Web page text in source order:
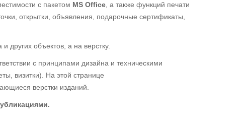
с пакетом MS Office , а также функций печати
открытки, объявления, подарочные сертификаты,
других объектов, а на верстку.
с принципами дизайна и техническими
визитки). На этой странице
верстки изданий.